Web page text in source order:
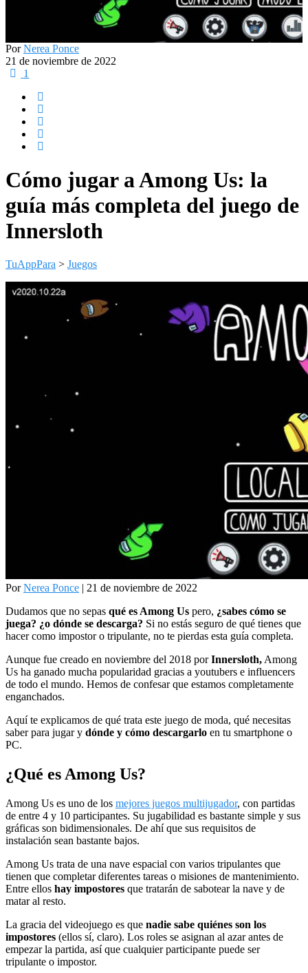
PorNerea Ponce
21 de noviembre de 2022
1
Cómo jugar a Among Us: la
guía más completa del juego de
Innersloth
TuAppPara > Juegos
PorNerea Ponce | 21 de noviembre de 2022
Dudamos que no sepas qué es Among Us pero, ¿sabes cómo se
juega? ¿o dónde se descarga? Si no estás seguro de qué tienes que
hacer como impostor o tripulante, no te pierdas esta guía completa.
Aunque fue creado en noviembre del 2018 porInnersloth, Among
Us ha ganado mucha popularidad gracias a youtubers e influencers
de todo el mundo. Hemos de confesar que estamos completamente
enganchados.
Aquí te explicamos de qué trata este juego de moda, qué necesitas
saber para jugar y dónde y cómo descargarlo en tu smartphone o
PC.
¿Qué es Among Us?
Among Us es uno de los mejores juegos multijugador, con partidas
de entre 4 y 10 participantes. Su jugabilidad es bastante simple y sus
gráficas son bidimensionales. De ahí que sus requisitos de
instalación sean bastante bajos.
Among Us trata de una nave espacial con varios tripulantes que
tienen que completar diferentes tareas o misiones de mantenimiento.
Entre ellos hay impostores que tratarán de sabotear la nave y de
matar al resto.
La gracia del videojuego es que nadie sabe quiénes son los
impostores (ellos sí, claro). Los roles se asignan al azar antes de
empezar la partida, así que cualquier participante puede ser
tripulante o impostor.